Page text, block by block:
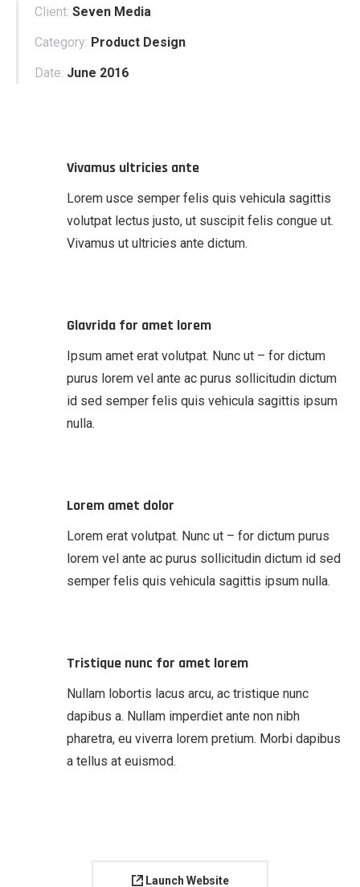
Client: Seven Media
Category: Product Design
Date: June 2016
Vivamus ultricies ante
Lorem usce semper felis quis vehicula sagittis
volutpat lectus justo, ut suscipit felis congue ut.
Vivamus ut ultricies ante dictum.
Glavrida for amet lorem
Ipsum amet erat volutpat. Nunc ut – for dictum
purus lorem vel ante ac purus sollicitudin dictum
id sed semper felis quis vehicula sagittis ipsum
nulla.
Lorem amet dolor
Lorem erat volutpat. Nunc ut – for dictum purus
lorem vel ante ac purus sollicitudin dictum id sed
semper felis quis vehicula sagittis ipsum nulla.
Tristique nunc for amet lorem
Nullam lobortis lacus arcu, ac tristique nunc
dapibus a. Nullam imperdiet ante non nibh
pharetra, eu viverra lorem pretium. Morbi dapibus
a tellus at euismod.
Launch Website